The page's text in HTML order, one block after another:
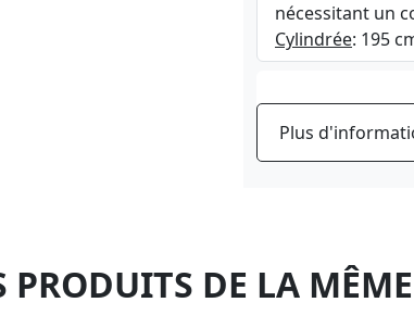
nécessitant un
Cylindrée: 195
Plus
PRODUITS DE LA